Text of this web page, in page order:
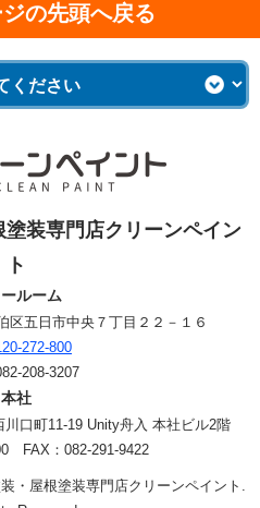
の先頭へ戻る
装専門店クリーンペイン
ト
ルーム
区五日市中央７丁目２２－１６
272-800
208-3207
本社
口町11-19 Unity舟入 本社ビル2階
FAX：082-291-9422
・屋根塗装専門店クリーンペイント.